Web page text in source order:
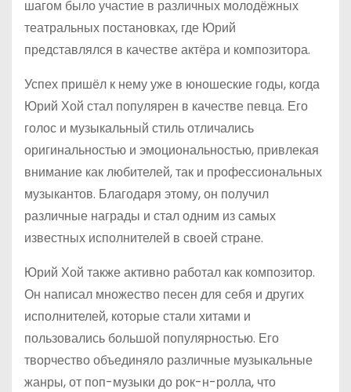
шагом было участие в различных молодёжных
театральных постановках, где Юрий
представлялся в качестве актёра и композитора.
Успех пришёл к нему уже в юношеские годы, когда
Юрий Хой стал популярен в качестве певца. Его
голос и музыкальный стиль отличались
оригинальностью и эмоциональностью, привлекая
внимание как любителей, так и профессиональных
музыкантов. Благодаря этому, он получил
различные награды и стал одним из самых
известных исполнителей в своей стране.
Юрий Хой также активно работал как композитор.
Он написал множество песен для себя и других
исполнителей, которые стали хитами и
пользовались большой популярностью. Его
творчество объединяло различные музыкальные
жанры, от поп-музыки до рок-н-ролла, что